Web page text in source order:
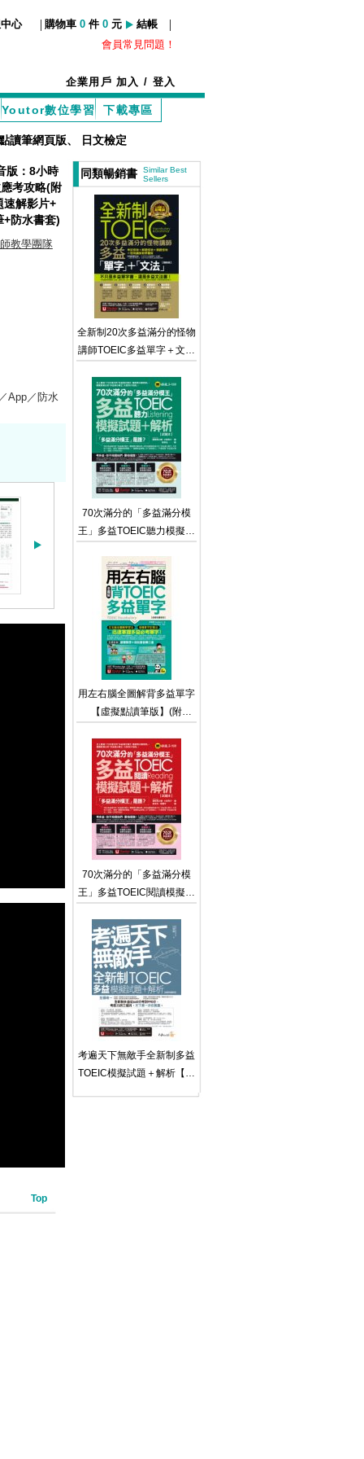
心 | 購物車 0 件 0 元 結帳 |
會員常見問題！
企業用戶加入 / 登入
Youtor數位學習 下載專區
讀筆網頁版、 日文檢定
版：8小時
考攻略(附
速解影片+
+防水書套)
教學團隊
App／防水
Top
同類暢銷書
Similar Best
Sellers
全新制20次多益滿分的怪物
講師TOEIC多益單字＋文法
教學影片＋「Youtor App」
內含VRP虛擬點讀筆＋防水
書套）
70次滿分的「多益滿分模
王」多益TOEIC聽力模擬試
App」內含VRP虛擬點讀筆
＋防水書套） TOEIC L&R
テスト 壁越え模試 リスニ
ング
用左右腦全圖解背多益單字
【虛擬點讀筆版】(附
擬點讀筆+防水書套)
70次滿分的「多益滿分模
王」多益TOEIC閱讀模擬試
App」內含VRP虛擬點讀筆
＋防水書套）
考遍天下無敵手全新制多益
TOEIC模擬試題＋解析【虛